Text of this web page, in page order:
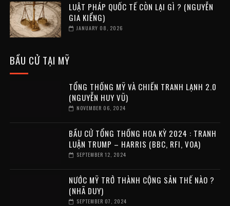
LUẬT PHÁP QUỐC TẾ CÒN LẠI GÌ ? (NGUYỄN
GIA KIỂNG)
JANUARY 08, 2026
BẦU CỬ TẠI MỸ
TỔNG THỐNG MỸ VÀ CHIẾN TRANH LẠNH 2.0
(NGUYỄN HUY VŨ)
NOVEMBER 06, 2024
BẦU CỬ TỔNG THỐNG HOA KỲ 2024 : TRANH
LUẬN TRUMP – HARRIS (BBC, RFI, VOA)
SEPTEMBER 12, 2024
NƯỚC MỸ TRỞ THÀNH CỘNG SẢN THẾ NÀO ?
(NHÃ DUY)
SEPTEMBER 07, 2024